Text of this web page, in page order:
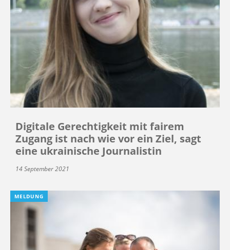
Digitale Gerechtigkeit mit fairem
Zugang ist nach wie vor ein Ziel, sagt
eine ukrainische Journalistin
14 September 2021
MELDUNG